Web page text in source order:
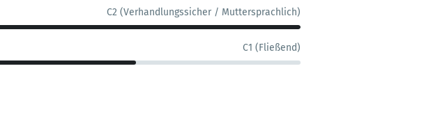
C2 (Verhandlungssicher / Muttersprachlich)
C1 (Fließend)